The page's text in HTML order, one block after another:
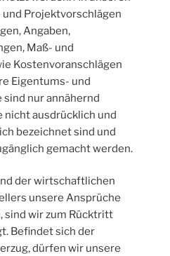
Projektvorschlägen
Angaben,
Maß- und
Kostenvoranschlägen
Eigentums- und
sind nur annähernd
nicht ausdrücklich und
bezeichnet sind und
gemacht werden.
der wirtschaftlichen
unsere Ansprüche
sind wir zum Rücktritt
Befindet sich der
dürfen wir unsere